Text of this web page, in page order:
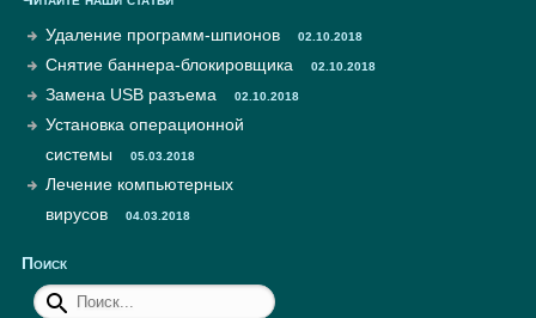
Удаление программ-шпионов
02.10.2018
Снятие баннера-блокировщика 02.10.2018
Замена USB разъема 02.10.2018
Установка операционной
системы
05.03.2018
Лечение компьютерных
вирусов
04.03.2018
Поиск